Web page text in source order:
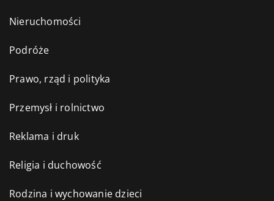
Nieruchomości
Podróże
Prawo, rząd i polityka
Przemysł i rolnictwo
Reklama i druk
Religia i duchowość
Rodzina i wychowanie dzieci